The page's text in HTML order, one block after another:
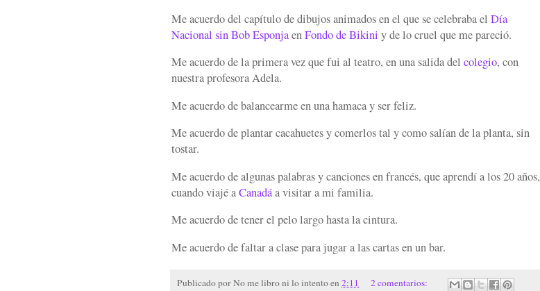
Me acuerdo del capítulo de dibujos animados en el que se celebraba el Día
Nacional sin Bob EsponjaenFondo de Bikini y de lo cruel que me pareció.
Me acuerdo de la primera vez que fui al teatro, en una salida del colegio, con
nuestra profesora Adela.
Me acuerdo de balancearme en una hamaca y ser feliz.
Me acuerdo de plantar cacahuetes y comerlos tal y como salían de la planta, sin
tostar.
Me acuerdo de algunas palabras y canciones en francés, que aprendí a los 20 años,
cuando viajé aCanadáa visitar a mi familia.
Me acuerdo de tener el pelo largo hasta la cintura.
Me acuerdo de faltar a clase para jugar a las cartas en un bar.
Publicado porNo me libro ni lo intentoen 2:11
2 comentarios: